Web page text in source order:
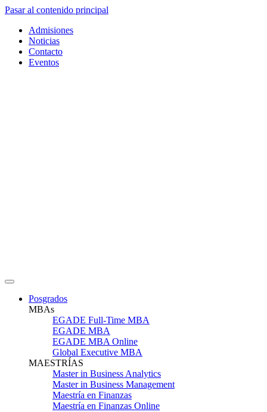
Pasar al contenido principal
Admisiones
Noticias
Contacto
Eventos
Posgrados
MBAs
EGADE Full-Time MBA
EGADE MBA
EGADE MBA Online
Global Executive MBA
MAESTRÍAS
Master in Business Analytics
Master in Business Management
Maestría en Finanzas
Maestría en Finanzas Online